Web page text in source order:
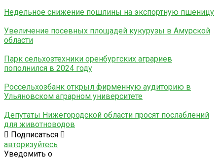
Недельное снижение пошлины на экспортную пшеницу
Увеличение посевных площадей кукурузы в Амурской
области
Парк сельхозтехники оренбургских аграриев
пополнился в 2024 году
Россельхозбанк открыл фирменную аудиторию в
Ульяновском аграрном университете
Депутаты Нижегородской области просят послаблений
для животноводов
Подписаться
авторизуйтесь
Уведомить о